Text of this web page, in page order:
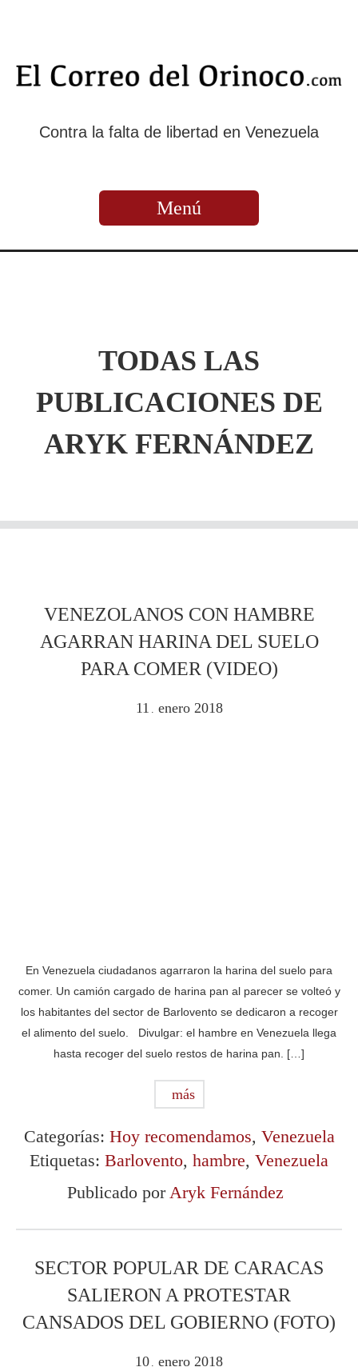
Contra la falta de libertad en Venezuela
Menú
TODAS LAS
PUBLICACIONES DE
ARYK FERNÁNDEZ
VENEZOLANOS CON HAMBRE
AGARRAN HARINA DEL SUELO
PARA COMER (VIDEO)
11 . enero 2018
En Venezuela ciudadanos agarraron la harina del suelo para
comer. Un camión cargado de harina pan al parecer se volteó y
los habitantes del sector de Barlovento se dedicaron a recoger
el alimento del suelo. Divulgar: el hambre en Venezuela llega
hasta recoger del suelo restos de harina pan. […]
más
Categorías: Hoy recomendamos, Venezuela
Etiquetas: Barlovento, hambre, Venezuela
Publicado porAryk Fernández
SECTOR POPULAR DE CARACAS
SALIERON A PROTESTAR
CANSADOS DEL GOBIERNO (FOTO)
10 . enero 2018